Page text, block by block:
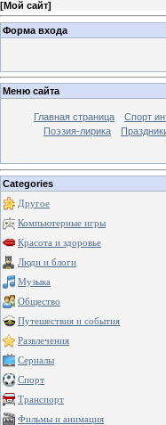
[Мой сайт]
Форма входа
Меню сайта
Главная страница Спорт
Поэзия-лирика
Categories
Другое
Компьютерные игры
Красота и здоровье
Люди и блоги
Музыка
Общество
Путешествия и события
Развлечения
Сериалы
Спорт
Транспорт
Фильмы и анимация